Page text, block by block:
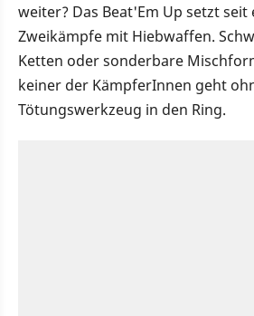
weiter? Das Beat'Em Up setzt seit
Zweikämpfe mit Hiebwaffen.
Ketten oder sonderbare
keiner der KämpferInnen geht
Tötungswerkzeug in den Ring.